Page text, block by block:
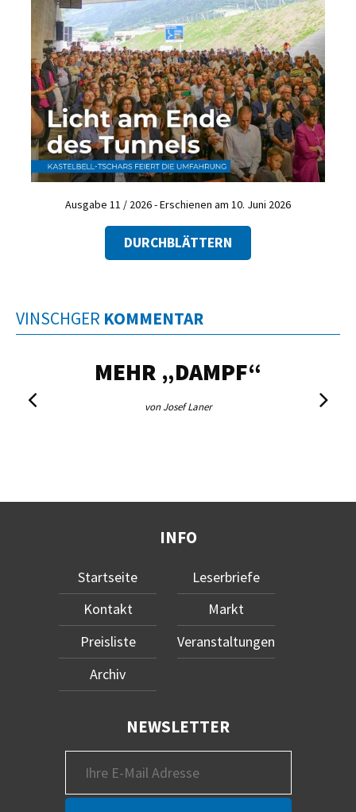
Ausgabe 11 / 2026 - Erschienen am 10. Juni 2026
DURCHBLÄTTERN
VINSCHGER KOMMENTAR
MEHR „DAMPF“
von Josef Laner
INFO
Startseite
Kontakt
Preisliste
Archiv
Leserbriefe
Markt
Veranstaltungen
NEWSLETTER